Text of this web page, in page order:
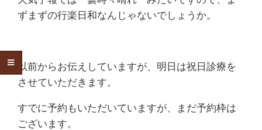
じ
整
骨
院
ずまずの行楽日和なんじゃないでしょうか。
以前からお伝えしていますが、明日は祝日診療を
させていただきます。
すでに予約もいただいていますが、まだ予約枠は
ございます。